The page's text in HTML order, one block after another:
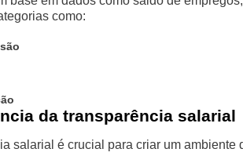
como:
da transparência salarial
salarial é crucial para criar um